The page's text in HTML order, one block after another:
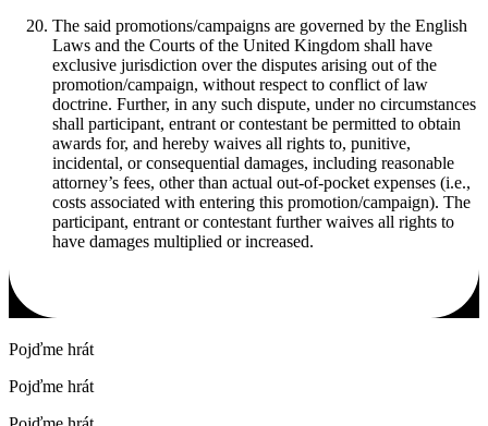
The said promotions/campaigns are governed by the English
Laws and the Courts of the United Kingdom shall have
exclusive jurisdiction over the disputes arising out of the
promotion/campaign, without respect to conflict of law
doctrine. Further, in any such dispute, under no circumstances
shall participant, entrant or contestant be permitted to obtain
awards for, and hereby waives all rights to, punitive,
incidental, or consequential damages, including reasonable
attorney’s fees, other than actual out-of-pocket expenses (i.e.,
costs associated with entering this promotion/campaign). The
participant, entrant or contestant further waives all rights to
have damages multiplied or increased.
Pojďme hrát
Pojďme hrát